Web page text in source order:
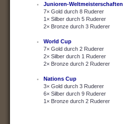
Junioren-Weltmeisterschaften
7× Gold durch 8 Ruderer
1× Silber durch 5 Ruderer
2× Bronze durch 3 Ruderer
World Cup
7× Gold durch 2 Ruderer
2× Silber durch 1 Ruderer
2× Bronze durch 2 Ruderer
Nations Cup
3× Gold durch 3 Ruderer
6× Silber durch 9 Ruderer
1× Bronze durch 2 Ruderer